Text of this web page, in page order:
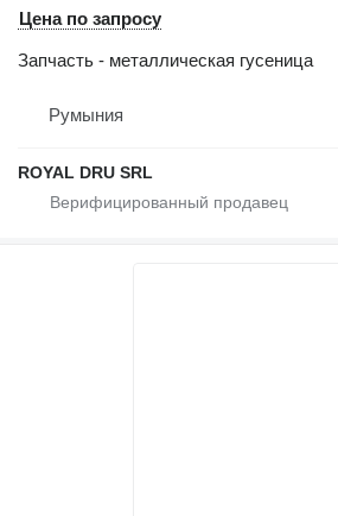
Цена по запросу
Запчасть - металлическая гусеница
Румыния
ROYAL DRU SRL